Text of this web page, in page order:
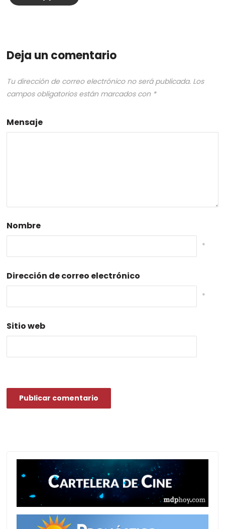
Deja un comentario
Tu dirección de correo electrónico no será publicada. Los
campos obligatorios están marcados con *
Mensaje
Nombre
*
Dirección de correo electrónico
*
Sitio web